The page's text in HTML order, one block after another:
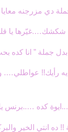
دي مزرجنه
شكشك….غيّرها يا
” انا كده
رأيك!!
كده …..برنس
ده انتي الخير